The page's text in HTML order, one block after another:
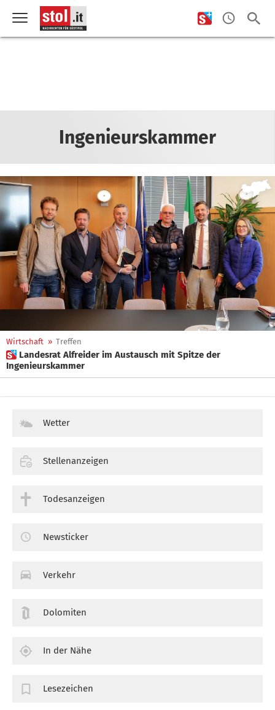
Ingenieurskammer
Wirtschaft » Treffen
 Landesrat Alfreider im Austausch mit Spitze der
Ingenieurskammer
Wetter
Stellenanzeigen
Todesanzeigen
Newsticker
Verkehr
Dolomiten
In der Nähe
Lesezeichen